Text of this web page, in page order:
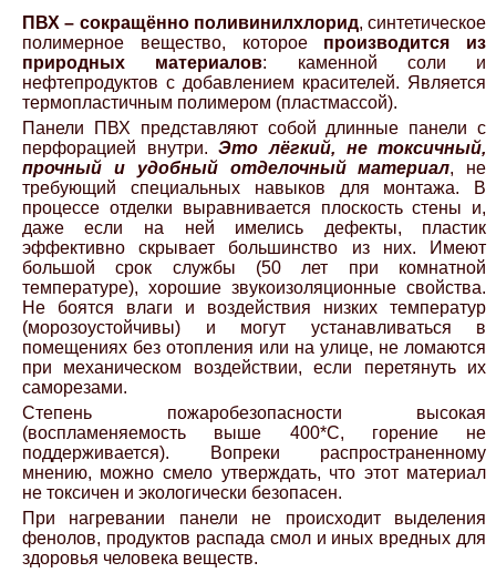
ПВХ – сокращённо поливинилхлорид, синтетическое
полимерное вещество, которое производится из
природных материалов: каменной соли и
нефтепродуктов с добавлением красителей. Является
термопластичным полимером (пластмассой).
Панели ПВХ представляют собой длинные панели с
перфорацией внутри. Это лёгкий, не токсичный,
прочный и удобный отделочный материал, не
требующий специальных навыков для монтажа. В
процессе отделки выравнивается плоскость стены и,
даже если на ней имелись дефекты, пластик
эффективно скрывает большинство из них. Имеют
большой срок службы (50 лет при комнатной
температуре), хорошие звукоизоляционные свойства.
Не боятся влаги и воздействия низких температур
(морозоустойчивы) и могут устанавливаться в
помещениях без отопления или на улице, не ломаются
при механическом воздействии, если перетянуть их
саморезами.
Степень пожаробезопасности высокая
(воспламеняемость выше 400*С, горение не
поддерживается). Вопреки распространенному
мнению, можно смело утверждать, что этот материал
не токсичен и экологически безопасен.
При нагревании панели не происходит выделения
фенолов, продуктов распада смол и иных вредных для
здоровья человека веществ.